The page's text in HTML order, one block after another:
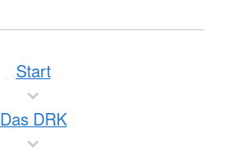
Start
Das DRK